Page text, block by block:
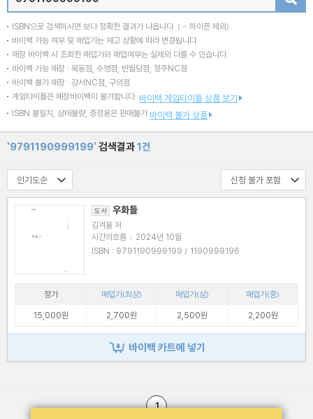
ISBN으로 검색하시면 보다 정확한 결과가 나옵니다. ( - 하이픈 제외)
바이백 가능 여부 및 매입가는 재고 상황에 따라 변경됩니다.
매장 바이백 시 조회한 매입가와 매입여부는 실제와 다를 수 있습니다.
바이백 가능 매장 : 목동점, 수영점, 반월당점, 청주NC점
바이백 불가 매장 : 강서NC점, 구의점
게임타이틀은 매장바이백이 불가합니다. 바이백 게임타이틀 상품 보기
ISBN 불일치, 상태불량, 증정용은 판매불가 바이백 불가 상품
'9791190999199' 검색결과1건
도서 우화들
김겨울 저
시간의흐름 | 2024년 10월
ISBN : 9791190999199 / 1190999196
정가 매입가(최상) 매입가(상)
매입가(중)
15,000원
2,700원 2,500원 2,200원
바이백 카트에 넣기
1